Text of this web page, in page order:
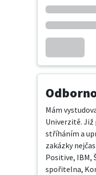
Mám
Univerzitě. Již
stříháním a
zakázky
Positive, IBM,
spořitelna,